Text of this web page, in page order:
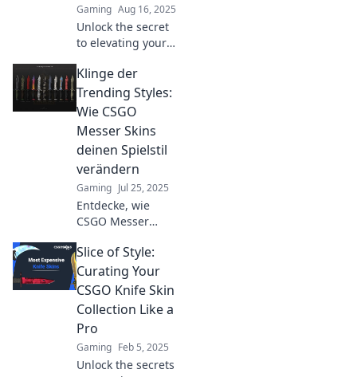
Gaming Aug 16, 2025
Unlock the secret
to elevating your
Discover why knife
skins are the
ultimate style
upgrade you never
knew you needed.
Klinge der
Trending Styles:
Wie CSGO
Messer Skins
deinen Spielstil
verändern
Gaming Jul 25, 2025
Entdecke, wie
CSGO Messer
Spielstil
revolutionieren
können. Verändere
dein Spiel und
zeige deinen
individuellen Style!
Slice of Style:
Curating Your
CSGO Knife Skin
Collection Like a
Pro
Gaming Feb 5, 2025
Unlock the secrets